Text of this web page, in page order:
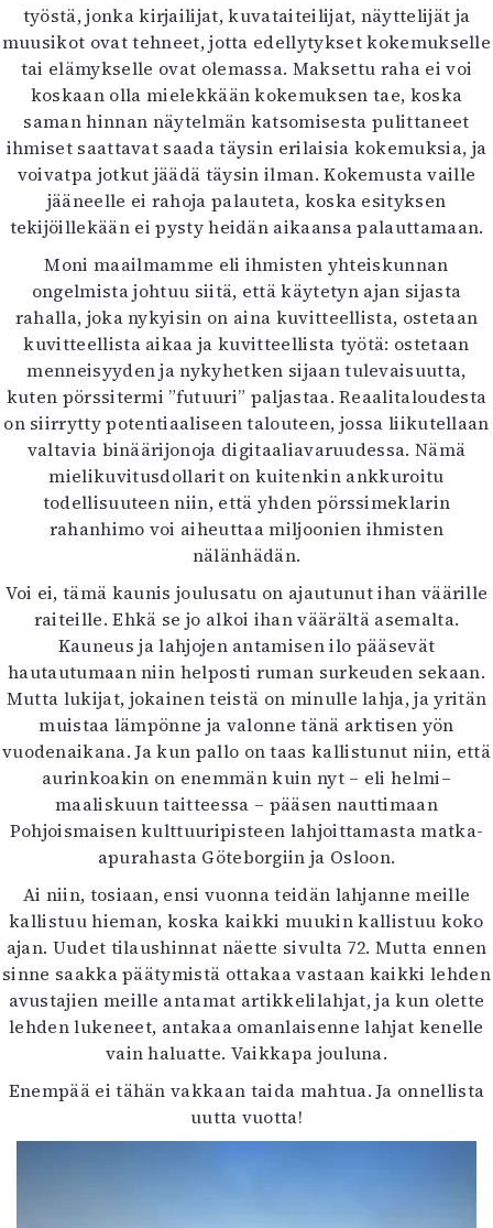
työstä, jonka kirjailijat, kuvataiteilijat, näyttelijät ja
muusikot ovat tehneet, jotta edellytykset kokemukselle
tai elämykselle ovat olemassa. Maksettu raha ei voi
koskaan olla mielekkään kokemuksen tae, koska
saman hinnan näytelmän katsomisesta pulittaneet
ihmiset saattavat saada täysin erilaisia kokemuksia, ja
voivatpa jotkut jäädä täysin ilman. Kokemusta vaille
jääneelle ei rahoja palauteta, koska esityksen
tekijöillekään ei pysty heidän aikaansa palauttamaan.
Moni maailmamme eli ihmisten yhteiskunnan
ongelmista johtuu siitä, että käytetyn ajan sijasta
rahalla, joka nykyisin on aina kuvitteellista, ostetaan
kuvitteellista aikaa ja kuvitteellista työtä: ostetaan
menneisyyden ja nykyhetken sijaan tulevaisuutta,
kuten pörssitermi ”futuuri” paljastaa. Reaalitaloudesta
on siirrytty potentiaaliseen talouteen, jossa liikutellaan
valtavia binäärijonoja digitaaliavaruudessa. Nämä
mielikuvitusdollarit on kuitenkin ankkuroitu
todellisuuteen niin, että yhden pörssimeklarin
rahanhimo voi aiheuttaa miljoonien ihmisten
nälänhädän.
Voi ei, tämä kaunis joulusatu on ajautunut ihan väärille
raiteille. Ehkä se jo alkoi ihan väärältä asemalta.
Kauneus ja lahjojen antamisen ilo pääsevät
hautautumaan niin helposti ruman surkeuden sekaan.
Mutta lukijat, jokainen teistä on minulle lahja, ja yritän
muistaa lämpönne ja valonne tänä arktisen yön
vuodenaikana. Ja kun pallo on taas kallistunut niin, että
aurinkoakin on enemmän kuin nyt – eli helmi–
maaliskuun taitteessa – pääsen nauttimaan
Pohjoismaisen kulttuuripisteen lahjoittamasta matka-
apurahasta Göteborgiin ja Osloon.
Ai niin, tosiaan, ensi vuonna teidän lahjanne meille
kallistuu hieman, koska kaikki muukin kallistuu koko
ajan. Uudet tilaushinnat näette sivulta 72. Mutta ennen
sinne saakka päätymistä ottakaa vastaan kaikki lehden
avustajien meille antamat artikkelilahjat, ja kun olette
lehden lukeneet, antakaa omanlaisenne lahjat kenelle
vain haluatte. Vaikkapa jouluna.
Enempää ei tähän vakkaan taida mahtua. Ja onnellista
uutta vuotta!